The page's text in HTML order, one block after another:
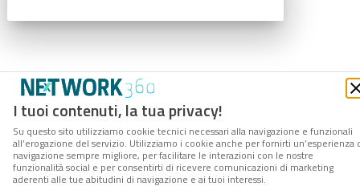
I tuoi contenuti, la tua privacy!
Su questo sito utilizziamo cookie tecnici necessari alla navigazione e funzionali
all’erogazione del servizio. Utilizziamo i cookie anche per fornirti un’esperienza
navigazione sempre migliore, per facilitare le interazioni con le nostre
funzionalità social e per consentirti di ricevere comunicazioni di marketing
aderenti alle tue abitudini di navigazione e ai tuoi interessi.